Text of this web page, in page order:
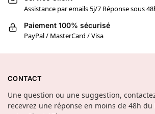
Assistance par emails 5j/7 Réponse sous
Paiement 100% sécurisé
PayPal / MasterCard / Visa
CONTACT
Une question ou une suggestion,
recevrez une réponse en moins de 48h